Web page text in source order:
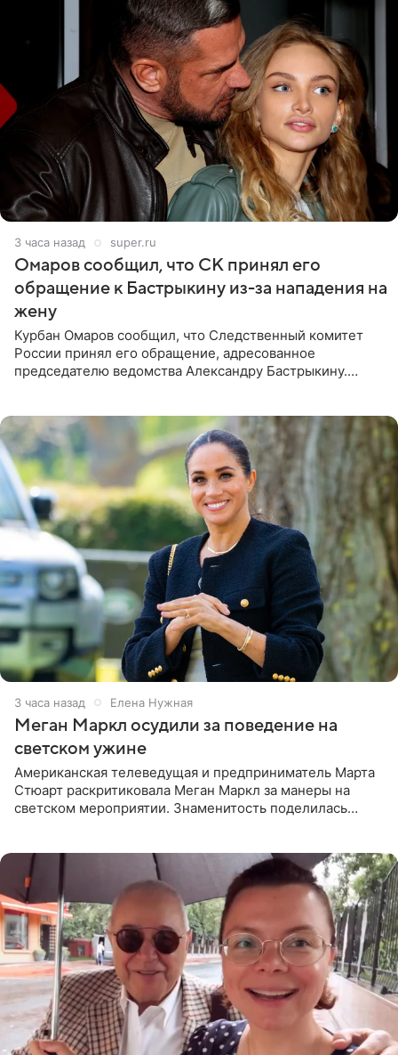
3 часа назад super.ru
Омаров сообщил, что СК принял его
обращение к Бастрыкину из-за нападения на
жену
Курбан Омаров сообщил, что Следственный комитет
России принял его обращение, адресованное
председателю ведомства Александру Бастрыкину.
3 часа назад Елена Нужная
Меган Маркл осудили за поведение на
светском ужине
Американская телеведущая и предприниматель Марта
Стюарт раскритиковала Меган Маркл за манеры на
светском мероприятии. Знаменитость поделилась